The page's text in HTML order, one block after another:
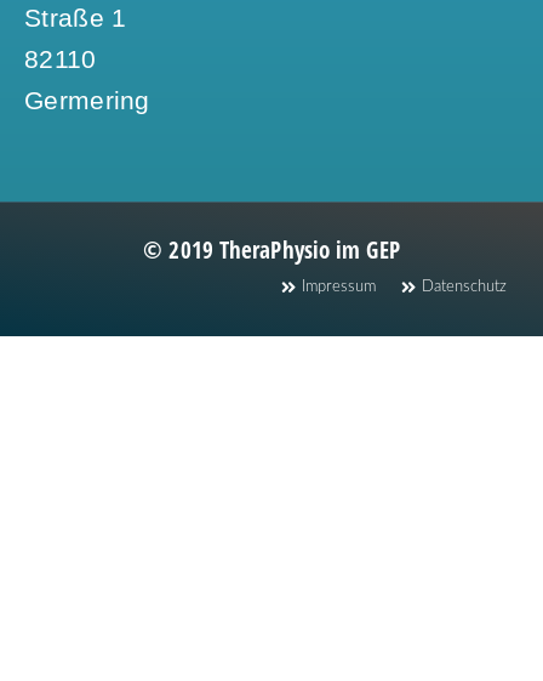
Straße 1
82110
Germering​
© 2019 TheraPhysio im GEP
Impressum Datenschutz